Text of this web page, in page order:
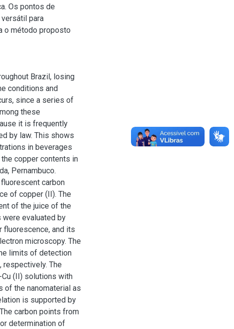
Os pontos de
para
o método proposto
Brazil, losing
conditions and
since a series of
these
it is frequently
by law. This shows
in beverages
copper contents in
Pernambuco.
carbon
of copper (II). The
of the juice of the
evaluated by
fluorescence, and its
microscopy. The
limits of detection
respectively. The
(II) solutions with
of the nanomaterial as
is supported by
carbon points from
determination of